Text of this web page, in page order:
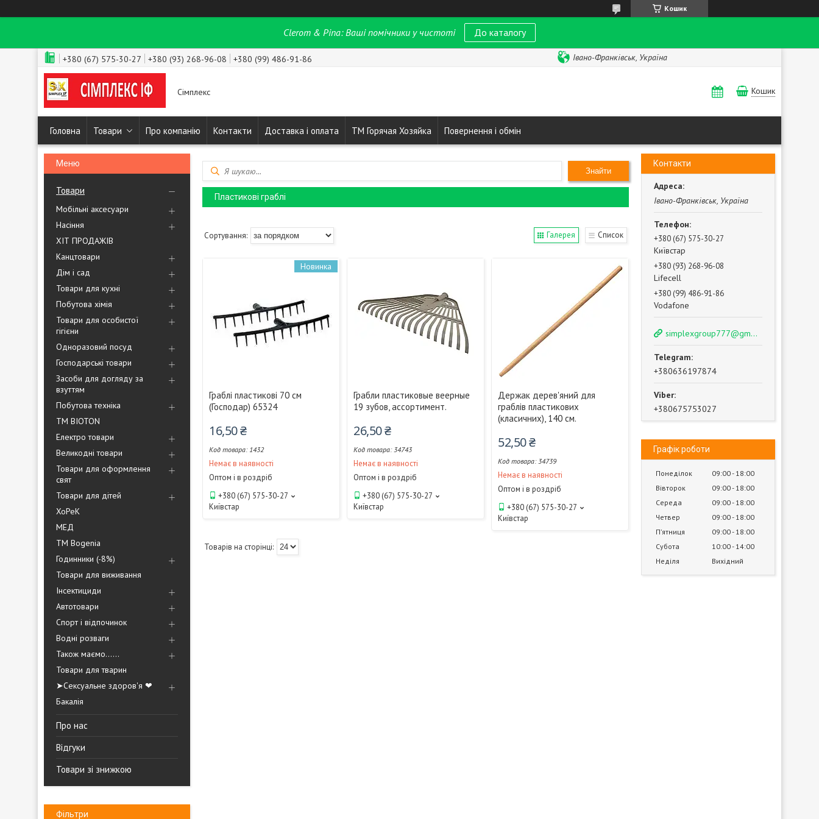
Кошик
Clerom & Pina: Ваші помічники у чистоті До каталогу
+380 (67) 575-30-27 +380 (93) 268-96-08 +380 (99) 486-91-86 Івано-Франківськ, Україна
Сімплекс Кошик
Головна Товари Про компанію Контакти Доставка і оплата ТМ Горячая Хозяйка Повернення і обмін
Товари
Мобільні аксесуари
Насіння
ХІТ ПРОДАЖІВ
Канцтовари
Дім і сад
Товари для кухні
Побутова хімія
Товари для особистої
гігієни
Одноразовий посуд
Господарські товари
Засоби для догляду за
взуттям
Побутова техніка
ТМ BIOTON
Електро товари
Великодні товари
Товари для оформлення
свят
Товари для дітей
ХоРеК
МЕД
ТМ Bogenia
Годинники (-8%)
Товари для виживання
Інсектициди
Автотовари
Спорт і відпочинок
Водні розваги
Також маємо......
Товари для тварин
➤Сексуальне здоров'я ❤
Бакалія
Про нас
Відгуки
Товари зі знижкою
Фільтри
Знайти
Пластикові граблі
Галерея Список
Новинка
Граблі пластикові 70 см
(Господар) 65324
16,50 ₴
1432
Немає в наявності
Оптом і в роздріб
+380 (67) 575-30-27
Київстар
Грабли пластиковые веерные
19 зубов, ассортимент.
26,50 ₴
34743
Немає в наявності
Оптом і в роздріб
+380 (67) 575-30-27
Київстар
Держак дерев'яний для
граблів пластикових
(класичних), 140 см.
52,50 ₴
34739
Немає в наявності
Оптом і в роздріб
+380 (67) 575-30-27
Київстар
Контакти
Івано-Франківськ, Україна
+380 (67) 575-30-27
Київстар
+380 (93) 268-96-08
Lifecell
+380 (99) 486-91-86
Vodafone
simplexgroup777@gmail.com
+380636197874
+380675753027
Графік роботи
Понеділок 09:00 18:00
Вівторок
09:00 18:00
Середа
09:00 18:00
Четвер
09:00 18:00
Пʼятниця
09:00 18:00
Субота
10:00 14:00
Неділя
Вихідний